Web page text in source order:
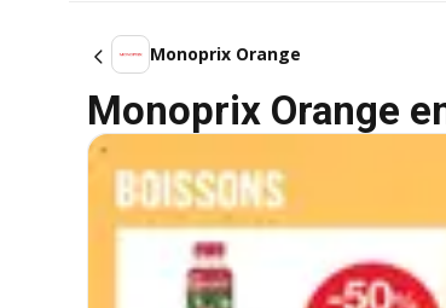
Monoprix Orange
Monoprix Orange